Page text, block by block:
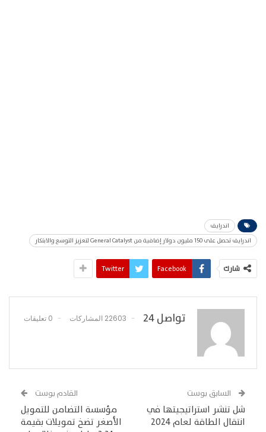
اندرايف
اندرايف تحصل على 150 مليون دولار إضافية من General Catalyst لتعزيز التوسع والابتكار
شارك Facebook
Twitter
تواصل 24 22603 المشاركات 0 تعليقات
السابق بوست
شل تنشر استراتيجيتها في
انتقال الطاقة لعام 2024
القادم بوست
مؤسسة التضامن للتمويل
الأصغر تضخ تمويلات بقيمة